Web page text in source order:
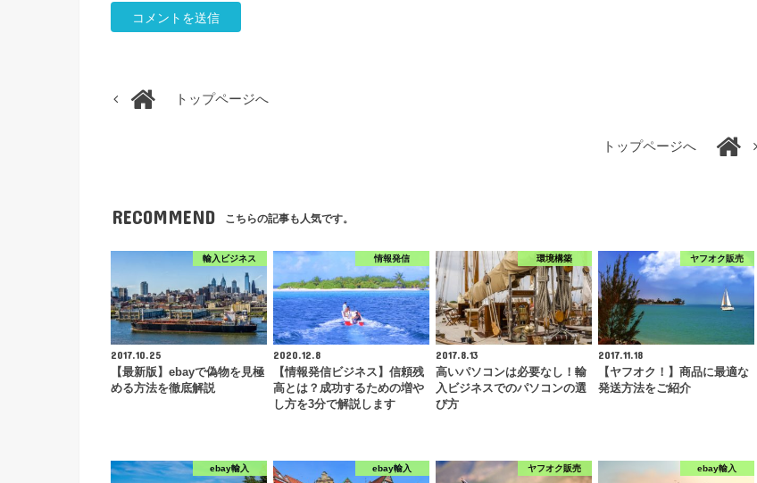
トップページへ
トップページへ
RECOMMEND こちらの記事も人気です。
輸入ビジネス
2017.10.25
【最新版】ebayで偽物を見極
める方法を徹底解説
情報発信
2020.12.8
【情報発信ビジネス】信頼残
高とは？成功するための増や
し方を3分で解説します
環境構築
2017.8.13
高いパソコンは必要なし！輸
入ビジネスでのパソコンの選
び方
ヤフオク販売
2017.11.18
【ヤフオク！】商品に最適な
発送方法をご紹介
ebay輸入 ebay輸入 ヤフオク販売 ebay輸入